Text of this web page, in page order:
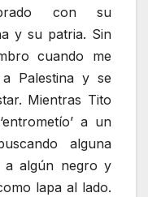
con su
y su patria. Sin
cuando me
Palestina y se
Mientras Tito
a un
alguna
a algún negro y
lapa al lado.